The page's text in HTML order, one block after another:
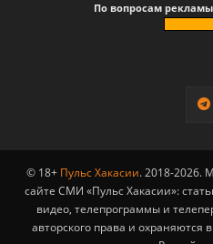
По вопросам
© 18+ Пульс Хакасии. 2018-2026.
сайте СМИ «Пульс Хакасии»:
видео, телепрограммы и
авторского права и охраняются